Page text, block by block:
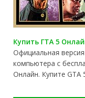
Купить ГТА 5
Официальная
компьютера с
Онлайн. Купите GTA